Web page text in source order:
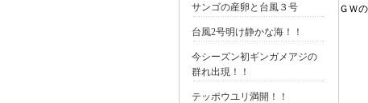
サンゴの産卵と台風３号
台風2号明け静かな海！！
今シーズン初ギンガメアジの
群れ出現！！
テッポウユリ満開！！
ＧＷ